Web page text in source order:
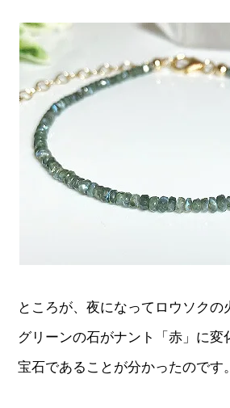
ところが、夜になってロウソクの
グリーンの石がナント「赤」に変
宝石であることが分かったのです。